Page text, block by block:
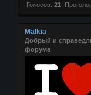
Голосов: 21 ;
Malkia
Добрый и
форума